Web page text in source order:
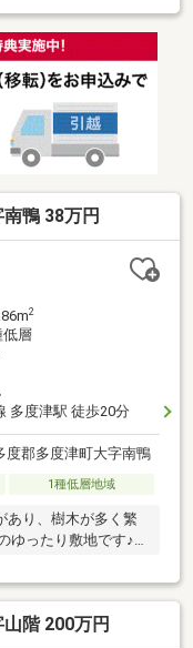
鴨 38万円
2
層
多度津駅 徒歩20分
度郡多度津町大字南鴨
1種低層地域
あり、樹木が多く繁
ゆったり敷地です♪■
階 200万円